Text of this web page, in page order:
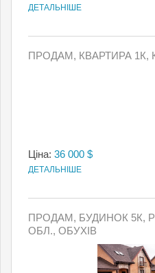
ДЕТАЛЬНІШЕ
ПРОДАМ, КВАРТИРА 1К,
Ціна: 36 000 $
ДЕТАЛЬНІШЕ
ПРОДАМ, БУДИНОК 5К,
ОБЛ., ОБУХІВ